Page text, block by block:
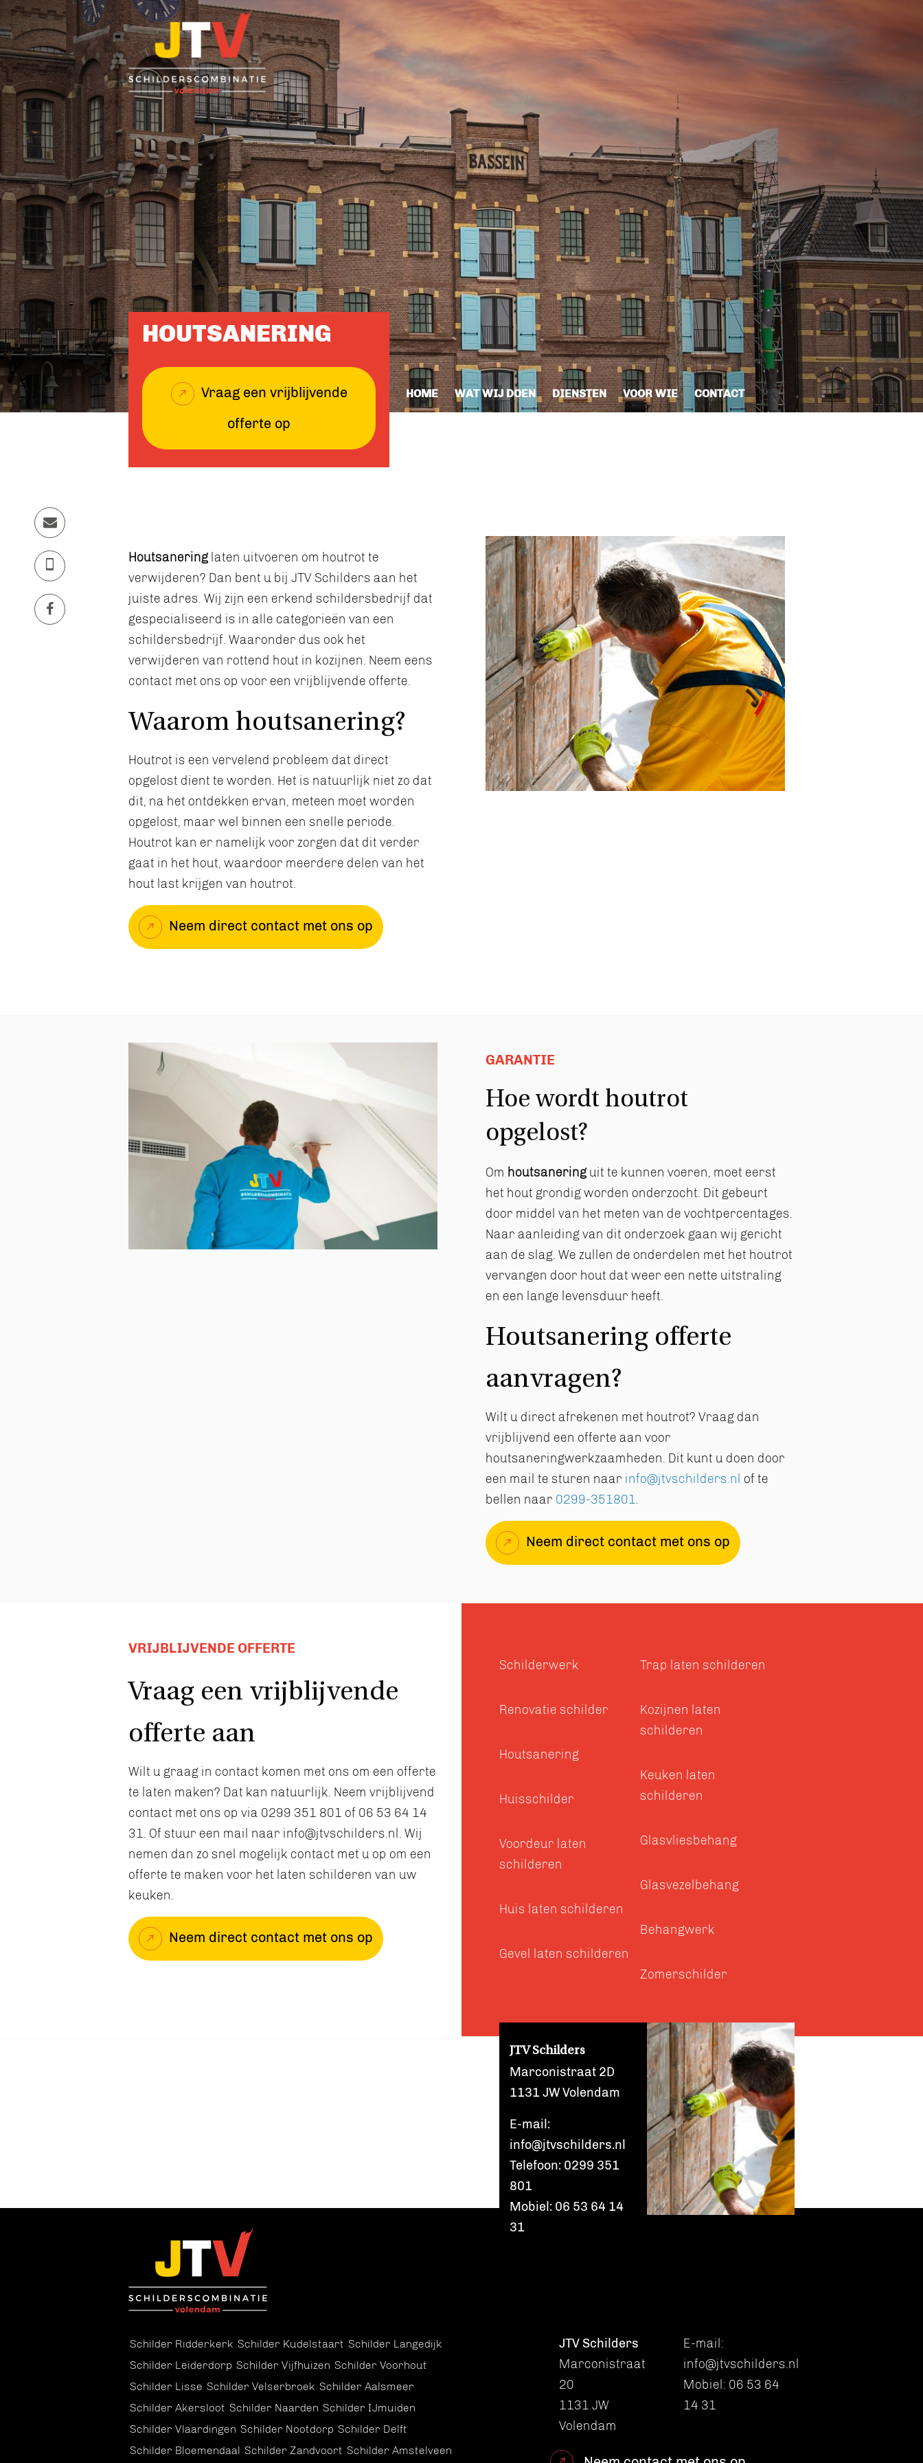
HOUTSANERING
Vraag een vrijblijvende
offerte op
HOME WAT WIJ DOEN DIENSTEN VOOR WIE CONTACT
Houtsanering laten uitvoeren om houtrot te
verwijderen? Dan bent u bij JTV Schilders aan het
juiste adres. Wij zijn een erkend schildersbedrijf dat
gespecialiseerd is in alle categorieën van een
schildersbedrijf. Waaronder dus ook het
verwijderen van rottend hout in kozijnen. Neem eens
contact met ons op voor een vrijblijvende offerte.
Waarom houtsanering?
Houtrot is een vervelend probleem dat direct
opgelost dient te worden. Het is natuurlijk niet zo dat
dit, na het ontdekken ervan, meteen moet worden
opgelost, maar wel binnen een snelle periode.
Houtrot kan er namelijk voor zorgen dat dit verder
gaat in het hout, waardoor meerdere delen van het
hout last krijgen van houtrot.
Neem direct contact met ons op
GARANTIE
Hoe wordt houtrot
opgelost?
Om houtsanering uit te kunnen voeren, moet eerst
het hout grondig worden onderzocht. Dit gebeurt
door middel van het meten van de vochtpercentages.
Naar aanleiding van dit onderzoek gaan wij gericht
aan de slag. We zullen de onderdelen met het houtrot
vervangen door hout dat weer een nette uitstraling
en een lange levensduur heeft.
Houtsanering offerte
aanvragen?
Wilt u direct afrekenen met houtrot? Vraag dan
vrijblijvend een offerte aan voor
houtsaneringwerkzaamheden. Dit kunt u doen door
een mail te sturen naar info@jtvschilders.nl of te
bellen naar 0299-351801.
Neem direct contact met ons op
VRIJBLIJVENDE OFFERTE
Vraag een vrijblijvende
offerte aan
Wilt u graag in contact komen met ons om een offerte
te laten maken? Dat kan natuurlijk. Neem vrijblijvend
contact met ons op via 0299 351 801 of 06 53 64 14
31. Of stuur een mail naar info@jtvschilders.nl. Wij
nemen dan zo snel mogelijk contact met u op om een
offerte te maken voor het laten schilderen van uw
keuken.
Neem direct contact met ons op
Schilderwerk
Renovatie schilder
Houtsanering
Huisschilder
Voordeur laten
schilderen
Huis laten schilderen
Gevel laten schilderen
Trap laten schilderen
Kozijnen laten
schilderen
Keuken laten
schilderen
Glasvliesbehang
Glasvezelbehang
Behangwerk
Zomerschilder
JTV Schilders
Marconistraat 2D
1131 JW Volendam
E-mail:
info@jtvschilders.nl
Telefoon: 0299 351
801
Mobiel: 06 53 64 14
31
Schilder Ridderkerk Schilder Kudelstaart Schilder Langedijk
Schilder Leiderdorp Schilder Vijfhuizen Schilder Voorhout
Schilder Lisse Schilder Velserbroek Schilder Aalsmeer
Schilder Akersloot Schilder Naarden Schilder IJmuiden
Schilder Vlaardingen Schilder Nootdorp Schilder Delft
Schilder Bloemendaal Schilder Zandvoort Schilder Amstelveen
JTV Schilders
Marconistraat
20
1131 JW
Volendam
E-mail:
info@jtvschilders.nl
Mobiel: 06 53 64
14 31